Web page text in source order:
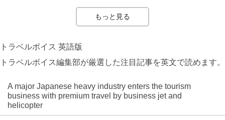
もっと見る
トラベルボイス 英語版
トラベルボイス編集部が厳選した注目記事を英文で読めます。
A major Japanese heavy industry enters the tourism
business with premium travel by business jet and
helicopter